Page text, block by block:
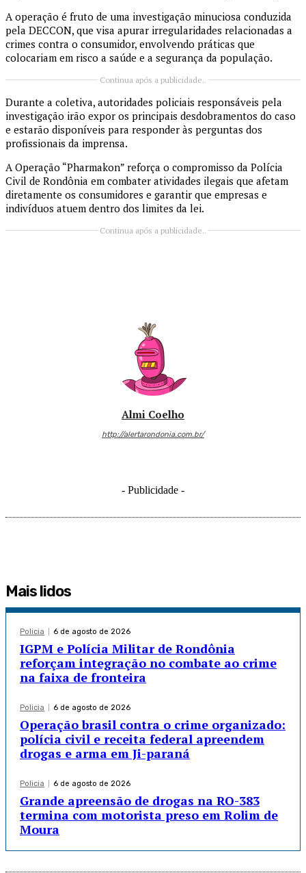
A operação é fruto de uma investigação minuciosa conduzida
pela DECCON, que visa apurar irregularidades relacionadas a
crimes contra o consumidor, envolvendo práticas que
colocariam em risco a saúde e a segurança da população.
Continua após a publicidade..
Durante a coletiva, autoridades policiais responsáveis pela
investigação irão expor os principais desdobramentos do caso
e estarão disponíveis para responder às perguntas dos
profissionais da imprensa.
A Operação “Pharmakon” reforça o compromisso da Polícia
Civil de Rondônia em combater atividades ilegais que afetam
diretamente os consumidores e garantir que empresas e
indivíduos atuem dentro dos limites da lei.
Continua após a publicidade..
Almi Coelho
http://alertarondonia.com.br/
- Publicidade -
Mais lidos
Policia 6 de agosto de 2026
IGPM e Polícia Militar de Rondônia
reforçam integração no combate ao crime
na faixa de fronteira
Policia 6 de agosto de 2026
Operação brasil contra o crime organizado:
polícia civil e receita federal apreendem
drogas e arma em Ji-paraná
Policia 6 de agosto de 2026
Grande apreensão de drogas na RO-383
termina com motorista preso em Rolim de
Moura